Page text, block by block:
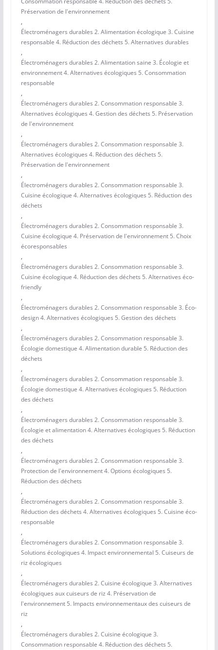
Préservation de l'environnement
,
Électroménagers durables 2. Alimentation écologique 3. Cuisine
responsable 4. Réduction des déchets 5. Alternatives durables
,
Électroménagers durables 2. Alimentation saine 3. Écologie et
environnement 4. Alternatives écologiques 5. Consommation
responsable
,
Électroménagers durables 2. Consommation responsable 3.
Alternatives écologiques 4. Gestion des déchets 5. Préservation
de l'environnement
,
Électroménagers durables 2. Consommation responsable 3.
Alternatives écologiques 4. Réduction des déchets 5.
Préservation de l'environnement
,
Électroménagers durables 2. Consommation responsable 3.
Cuisine écologique 4. Alternatives écologiques 5. Réduction des
déchets
,
Électroménagers durables 2. Consommation responsable 3.
Cuisine écologique 4. Préservation de l'environnement 5. Choix
écoresponsables
,
Électroménagers durables 2. Consommation responsable 3.
Cuisine écologique 4. Réduction des déchets 5. Alternatives éco-
friendly
,
Électroménagers durables 2. Consommation responsable 3. Éco-
design 4. Alternatives écologiques 5. Gestion des déchets
,
Électroménagers durables 2. Consommation responsable 3.
Écologie domestique 4. Alimentation durable 5. Réduction des
déchets
,
Électroménagers durables 2. Consommation responsable 3.
Écologie domestique 4. Alternatives écologiques 5. Réduction
des déchets
,
Électroménagers durables 2. Consommation responsable 3.
Écologie et alimentation 4. Alternatives écologiques 5. Réduction
des déchets
,
Électroménagers durables 2. Consommation responsable 3.
Protection de l'environnement 4. Options écologiques 5.
Réduction des déchets
,
Électroménagers durables 2. Consommation responsable 3.
Réduction des déchets 4. Alternatives écologiques 5. Cuisine éco-
responsable
,
Électroménagers durables 2. Consommation responsable 3.
Solutions écologiques 4. Impact environnemental 5. Cuiseurs de
riz écologiques
,
Électroménagers durables 2. Cuisine écologique 3. Alternatives
écologiques aux cuiseurs de riz 4. Préservation de
l'environnement 5. Impacts environnementaux des cuiseurs de
riz
,
Électroménagers durables 2. Cuisine écologique 3.
Consommation responsable 4. Réduction des déchets 5.